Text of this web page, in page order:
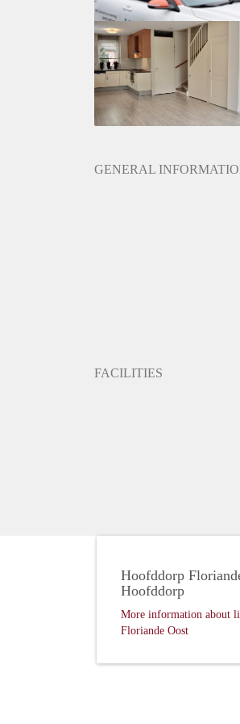
hoog bed, bureau met
Diversen:
Woonoppervlakte ca. 107m2
Grondoppervlakte 223 m2
Extra grote tuin door
Door alle ingebouwde
Modern, goed ingericht
Huurprijs is exclusief gas,
GENERAL
FACILITIES
Hoofddorp
Hoofddorp
More information about
Floriande Oost